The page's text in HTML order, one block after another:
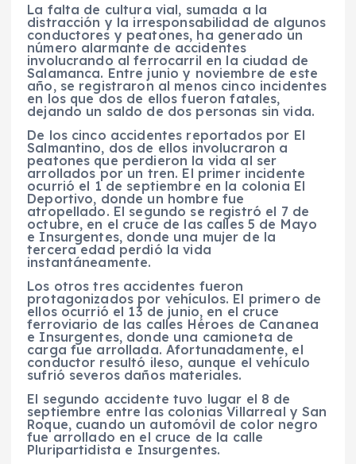
La falta de cultura vial, sumada a la
distracción y la irresponsabilidad de algunos
conductores y peatones, ha generado un
número alarmante de accidentes
involucrando al ferrocarril en la ciudad de
Salamanca. Entre junio y noviembre de este
año, se registraron al menos cinco incidentes
en los que dos de ellos fueron fatales,
dejando un saldo de dos personas sin vida.
De los cinco accidentes reportados por El
Salmantino, dos de ellos involucraron a
peatones que perdieron la vida al ser
arrollados por un tren. El primer incidente
ocurrió el 1 de septiembre en la colonia El
Deportivo, donde un hombre fue
atropellado. El segundo se registró el 7 de
octubre, en el cruce de las calles 5 de Mayo
e Insurgentes, donde una mujer de la
tercera edad perdió la vida
instantáneamente.
Los otros tres accidentes fueron
protagonizados por vehículos. El primero de
ellos ocurrió el 13 de junio, en el cruce
ferroviario de las calles Héroes de Cananea
e Insurgentes, donde una camioneta de
carga fue arrollada. Afortunadamente, el
conductor resultó ileso, aunque el vehículo
sufrió severos daños materiales.
El segundo accidente tuvo lugar el 8 de
septiembre entre las colonias Villarreal y San
Roque, cuando un automóvil de color negro
fue arrollado en el cruce de la calle
Pluripartidista e Insurgentes.